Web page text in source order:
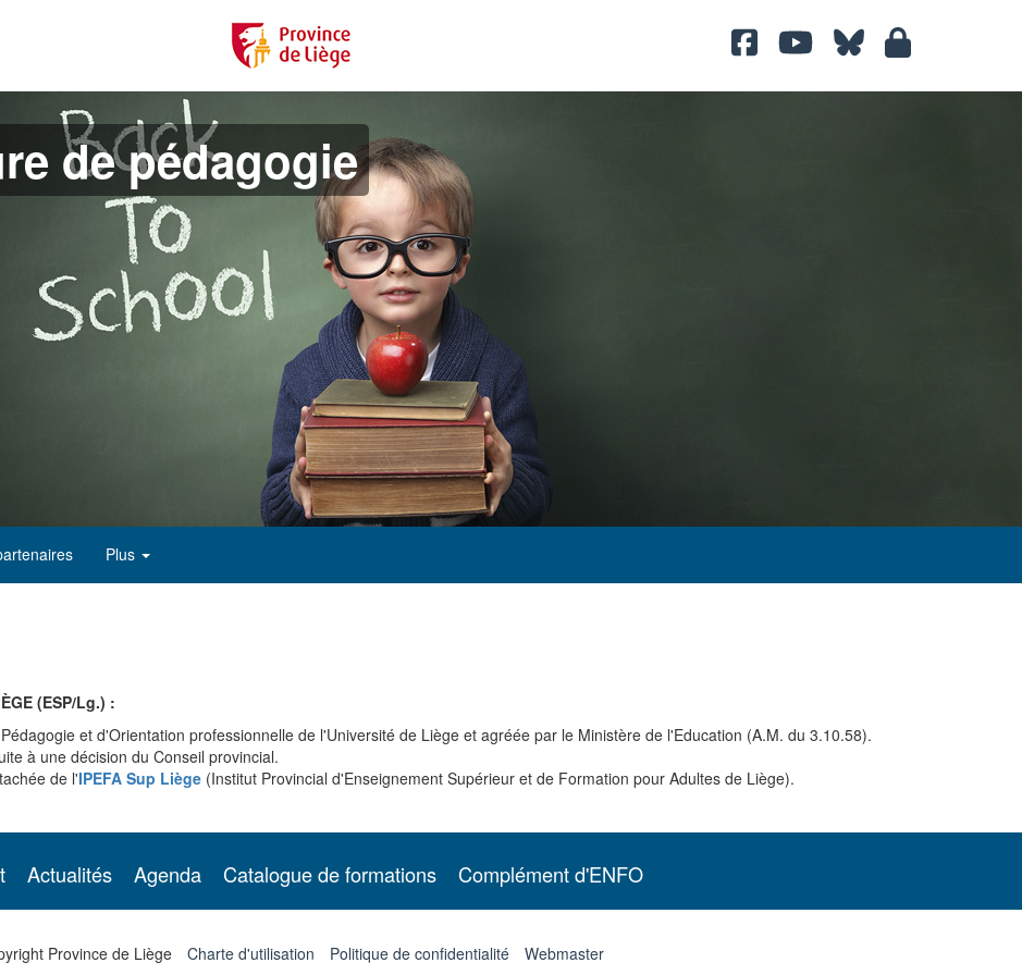
de pédagogie
Plus
(ESP/Lg.) :
et d'Orientation professionnelle de l'Université de Liège et agréée par le Ministère de l'Education (A.M. du 3.10.58).
à une décision du Conseil provincial.
de l'IPEFA Sup Liège (Institut Provincial d'Enseignement Supérieur et de Formation pour Adultes de Liège).
Actualités Agenda Catalogue de formations Complément d'ENFO
Province de Liège Charte d'utilisation Politique de confidentialité Webmaster